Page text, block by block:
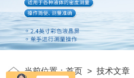
当前位置：首页 >技术文章